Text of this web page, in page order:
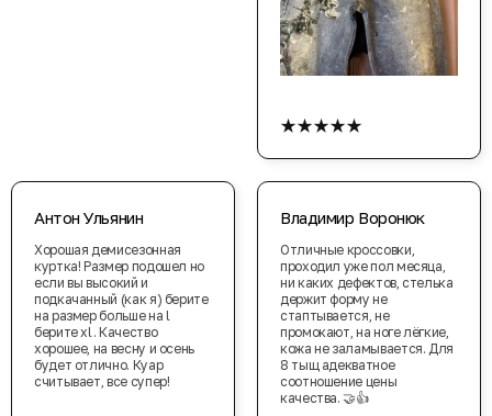
★★★★★
Антон Ульянин
Хорошая демисезонная
куртка! Размер подошел но
если вы высокий и
подкачанный (как я) берите
на размер больше на l
берите xl. Качество
хорошее, на весну и осень
будет отлично. Куар
считывает, все супер!
Владимир Воронюк
Отличные кроссовки,
проходил уже пол месяца,
ни каких дефектов, стелька
держит форму не
стаптывается, не
промокают, на ноге лёгкие,
кожа не заламывается. Для
8 тыщ адекватное
соотношение цены
качества. 🤝👍